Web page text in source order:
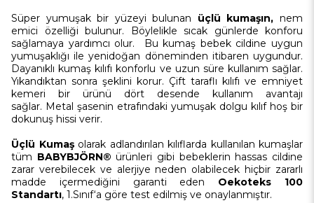
Süper yumuşak bir yüzeyi bulunan üçlü kumaşın, nem
emici özelliği bulunur. Böylelikle sıcak günlerde konforu
sağlamaya yardımcı olur. Bu kumaş bebek cildine uygun
yumuşaklığı ile yenidoğan döneminden itibaren uygundur.
Dayanıklı kumaş kılıfı konforlu ve uzun süre kullanım sağlar.
Yıkandıktan sonra şeklini korur. Çift taraflı kılıfı ve emniyet
kemeri bir ürünü dört desende kullanım avantajı
sağlar. Metal şasenin etrafındaki yumuşak dolgu kılıf hoş bir
dokunuş hissi verir.
Üçlü Kumaş olarak adlandırılan kılıflarda kullanılan kumaşlar
tüm BABYBJÖRN® ürünleri gibi bebeklerin hassas cildine
zarar verebilecek ve alerjiye neden olabilecek hiçbir zararlı
madde içermediğini garanti eden Oekoteks 100
Standartı, 1.Sınıf‘a göre test edilmiş ve onaylanmıştır.